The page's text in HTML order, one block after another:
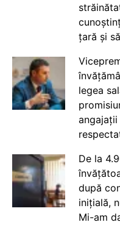
țară și
legea
De la
după
inițială,
Mi-am